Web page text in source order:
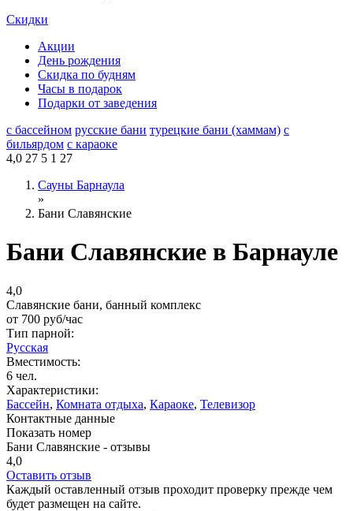
Скидки
Акции
День рождения
Скидка по будням
Часы в подарок
Подарки от заведения
с бассейном русские бани турецкие бани (хаммам) с
бильярдом с караоке
4,0 27 5 1 27
Сауны Барнаула
»
Бани Славянские
Бани Славянские в Барнауле
4,0
Славянские бани, банный комплекс
от 700 руб/час
Тип парной:
Русская
Вместимость:
6 чел.
Характеристики:
Бассейн, Комната отдыха, Караоке, Телевизор
Контактные данные
Показать номер
Бани Славянские - отзывы
4,0
Оставить отзыв
Каждый оставленный отзыв проходит проверку прежде чем
будет размещен на сайте.